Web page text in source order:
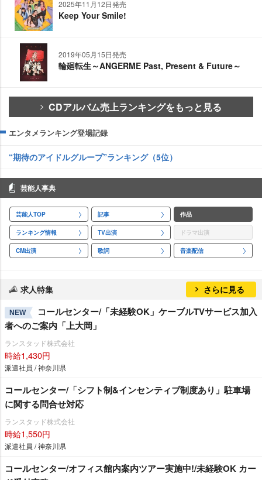
2025年11月12日発売
Keep Your Smile!
2019年05月15日発売
輪廻転生～ANGERME Past, Present & Future～
CDアルバム売上ランキングをもっと見る
エンタメランキング登場記録
“期待のアイドルグループ”ランキング（5位）
芸能人事典
芸能人TOP 記事 作品
ランキング情報 TV出演 ドラマ出演
CM出演 歌詞 音楽配信
求人特集 さらに見る
NEW
コールセンター/「未経験OK」ケーブルTVサービス加入
者へのご案内「上大岡」
ランスタッド株式会社
時給1,430円
派遣社員 / 神奈川県
コールセンター/「シフト制&インセンティブ制度あり」駐車場
に関する問合せ対応
ランスタッド株式会社
時給1,550円
派遣社員 / 神奈川県
コールセンター/オフィス館内案内ツアー実施中!/未経験OK カー